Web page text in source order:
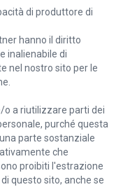
di produttore di
hanno il diritto
inalienabile di
nel nostro sito per le
o a riutilizzare parti dei
purché questa
parte sostanziale
che
proibiti l'estrazione
questo sito, anche se